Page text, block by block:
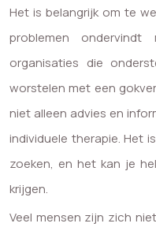
Het is belangrijk om te
problemen
organisaties die
worstelen met een
niet alleen advies en
individuele therapie. Het
zoeken, en het kan je
krijgen.
Veel mensen zijn zich